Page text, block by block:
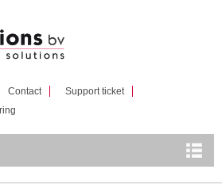
naar
inhoud
Contact
Support ticket